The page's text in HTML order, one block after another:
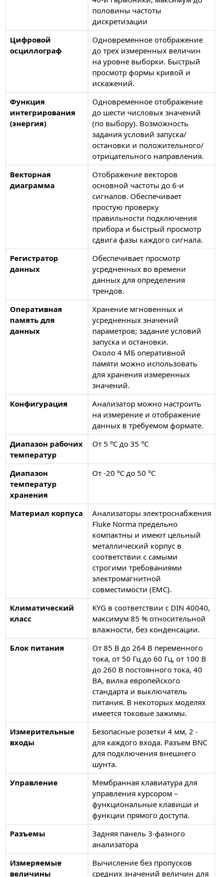
половины частоты
дискретизации
Цифровой
осциллограф
Одновременное отображение
до трех измеренных величин
на уровне выборки. Быстрый
просмотр формы кривой и
искажений.
Функция
интегрирования
(энергия)
Одновременное отображение
до шести числовых значений
(по выбору). Возможность
задания условий запуска/
остановки и положительного/
отрицательного направления.
Векторная
диаграмма
Отображение векторов
основной частоты до 6-и
сигналов. Обеспечивает
простую проверку
правильности подключения
прибора и быстрый просмотр
сдвига фазы каждого сигнала.
Регистратор
данных
Обеспечивает просмотр
усредненных во времени
данных для определения
трендов.
Оперативная
память для
данных
Хранение мгновенных и
усредненных значений
параметров; задание условий
запуска и остановки.
Около 4 МБ оперативной
памяти можно использовать
для хранения измеренных
значений.
Конфигурация
Анализатор можно настроить
на измерение и отображение
данных в требуемом формате.
Диапазон рабочих
температур
От 5 °C до 35 °C
Диапазон
температур
хранения
От -20 °C до 50 °C
Материал корпуса
Анализаторы электроснабжения
Fluke Norma предельно
компактны и имеют цельный
металлический корпус в
соответствии с самыми
строгими требованиями
электромагнитной
совместимости (EMC).
Климатический
класс
KYG в соответствии с DIN 40040,
максимум 85 % относительной
влажности, без конденсации.
Блок питания
От 85 В до 264 В переменного
тока, от 50 Гц до 60 Гц, от 100 В
до 260 В постоянного тока, 40
ВА, вилка европейского
стандарта и выключатель
питания. В некоторых моделях
имеется токовые зажимы.
Измерительные
входы
Безопасные розетки 4 мм, 2 -
для каждого входа. Разъем BNC
для подключения внешнего
шунта.
Управление
Мембранная клавиатура для
управления курсором –
функциональные клавиши и
функции прямого доступа.
Разъемы
Задняя панель 3-фазного
анализатора
Измеряемые
величины
Вычисление без пропусков
средних значений величин для